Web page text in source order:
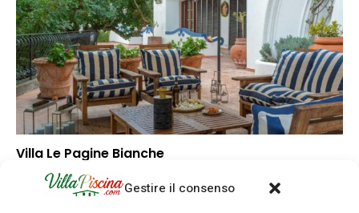
Gestire il consenso
Villa Le Pagine Bianche
Punteggio globale
Posizione